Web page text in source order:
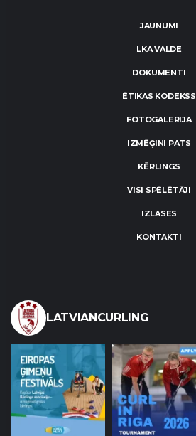
JAUNUMI
LKA VALDE
DOKUMENTI
ĒTIKAS KODEKSS
FOTOGALERIJA
IZMĒĢINI PATS
KĒRLINGS
VISI SPĒLĒTĀJI
IZLASES
KONTAKTI
LATVIANCURLING